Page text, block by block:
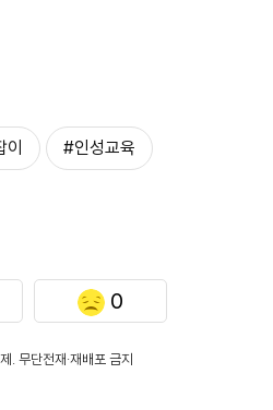
#인성교육
0
무단전재·재배포 금지